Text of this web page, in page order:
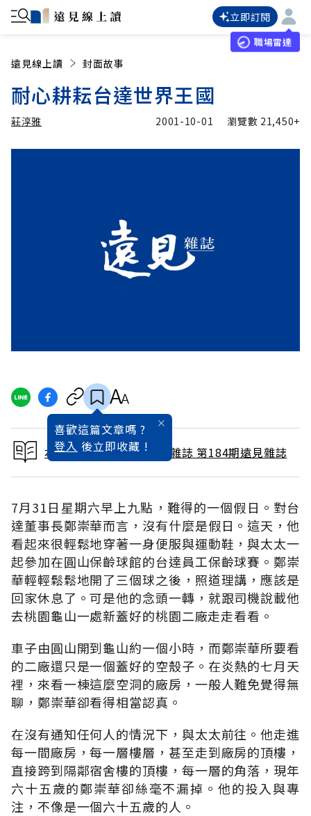
立即訂閱
職場雷達
遠見線上讀 封面故事
耐心耕耘台達世界王國
莊淳雅 2001-10-01 瀏覽數 21,450+
喜歡這篇文章嗎 ?
登入 後立即收藏 !
本文出自 2001 / 10月號雜誌 第184期遠見雜誌
7月31日星期六早上九點，難得的一個假日。對台
達董事長鄭崇華而言，沒有什麼是假日。這天，他
看起來很輕鬆地穿著一身便服與運動鞋，與太太一
起參加在圓山保齡球館的台達員工保齡球賽。鄭崇
華輕輕鬆鬆地開了三個球之後，照道理講，應該是
回家休息了。可是他的念頭一轉，就跟司機說載他
去桃園龜山一處新蓋好的桃園二廠走走看看。
車子由圓山開到龜山約一個小時，而鄭崇華所要看
的二廠還只是一個蓋好的空殼子。在炎熱的七月天
裡，來看一棟這麼空洞的廠房，一般人難免覺得無
聊，鄭崇華卻看得相當認真。
在沒有通知任何人的情況下，與太太前往。他走進
每一間廠房，每一層樓層，甚至走到廠房的頂樓，
直接跨到隔鄰宿舍樓的頂樓，每一層的角落，現年
六十五歲的鄭崇華卻絲毫不漏掉。他的投入與專
注，不像是一個六十五歲的人。